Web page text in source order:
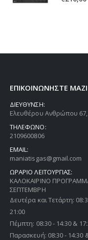
ΕΠΙΚΟΙΝΩΝΗΣΤΕ
ΔΙΕΥΘΥΝΣΗ:
Ελευθέρου Ανθρώπου
ΤΗΛΕΦΩΝΟ:
2109600806
EMAIL:
maniatisgas@gmail.com
ΩΡΑΡΙΟ ΛΕΙΤΟΥΡΓΙΑΣ:
ΚΑΛΟΚΑΙΡΙΝΟ
ΣΕΠΤΕΜΒΡΗ
Δευτέρα και Τετάρτη:
21:00
Πέμπτη: 08:30 - 14:30 &
Παρασκευή: 08:30 - 14:30